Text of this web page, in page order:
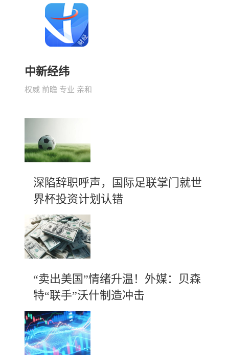
中新经纬
权威 前瞻 专业 亲和
深陷辞职呼声，国际足联掌门就世
界杯投资计划认错
“卖出美国”情绪升温！外媒：贝森
特“联手”沃什制造冲击